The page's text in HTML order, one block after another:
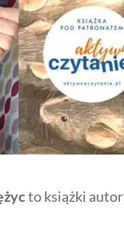
to książki